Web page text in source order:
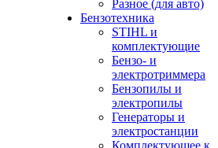
Разное (для авто)
Бензотехника
STIHL и
комплектующие
Бензо- и
электротриммера
Бензопилы и
электропилы
Генераторы и
электростанции
Комплектующее к